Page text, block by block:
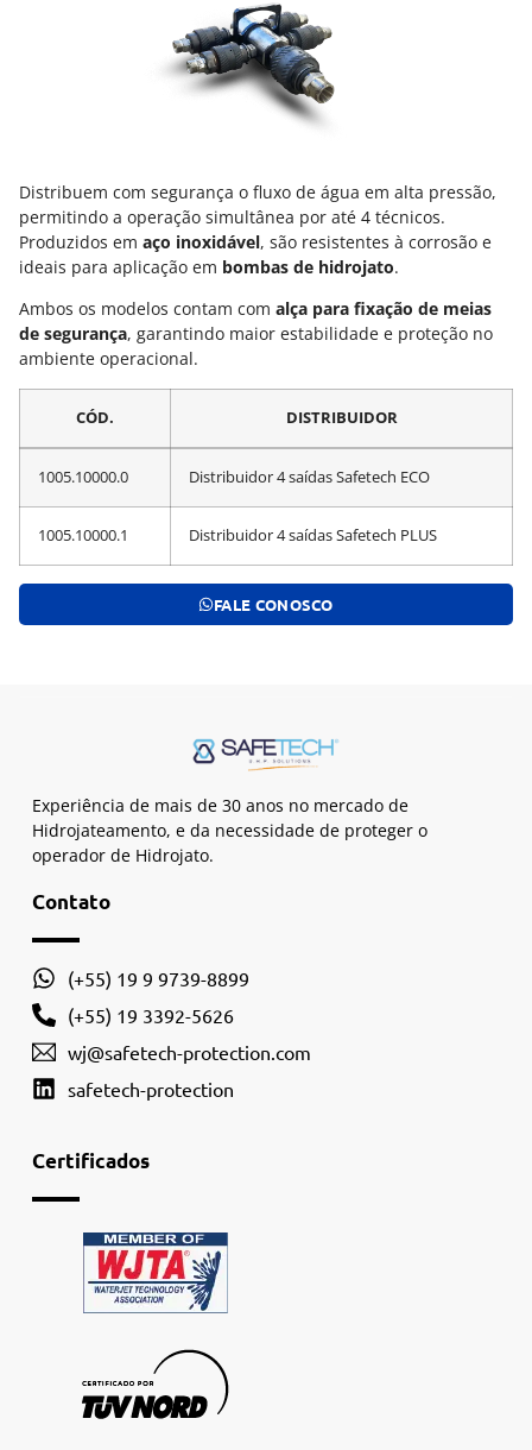
Distribuem com segurança o fluxo de água em alta pressão,
permitindo a operação simultânea por até 4 técnicos.
Produzidos em aço inoxidável, são resistentes à corrosão e
ideais para aplicação em bombas de hidrojato.
Ambos os modelos contam com alça para fixação de meias
de segurança, garantindo maior estabilidade e proteção no
ambiente operacional.
CÓD. DISTRIBUIDOR
1005.10000.0 Distribuidor 4 saídas Safetech ECO
1005.10000.1 Distribuidor 4 saídas Safetech PLUS
FALE CONOSCO
Experiência de mais de 30 anos no mercado de
Hidrojateamento, e da necessidade de proteger o
operador de Hidrojato.
Contato
(+55) 19 9 9739-8899
(+55) 19 3392-5626
wj@safetech-protection.com
safetech-protection
Certificados